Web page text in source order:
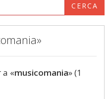
CERCA
«musicomania» (1